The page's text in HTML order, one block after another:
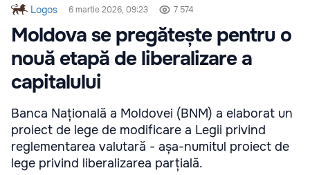
Logos 6 martie 2026, 09:23 7 574
Moldova se pregătește pentru o
nouă etapă de liberalizare a
capitalului
Banca Națională a Moldovei (BNM) a elaborat un
proiect de lege de modificare a Legii privind
reglementarea valutară - așa-numitul proiect de
lege privind liberalizarea parțială.